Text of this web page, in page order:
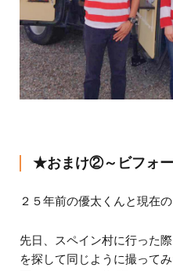
★おまけ②～ビフォー
２５年前の優太くんと現在
先日、スペイン村に行った
を探して同じように撮って